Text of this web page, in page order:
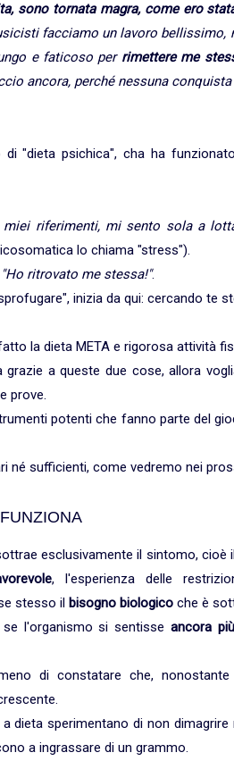
sono tornata magra, come ero
facciamo un lavoro bellissimo,
e faticoso per rimettere me
ancora, perché nessuna
di "dieta psichica", cha ha
riferimenti, mi sento sola a
lo chiama "stress").
"Ho ritrovato me stessa!".
inizia da qui: cercando te
la dieta META e rigorosa attività
a queste due cose, allora
prove.
potenti che fanno parte del
né sufficienti, come vedremo nei
FUNZIONA
esclusivamente il sintomo, cioè
, l'esperienza delle
stesso il bisogno biologicoche è
se l'organismo si sentisseancora
di constatare che,
dieta sperimentano di non
a ingrassare di un grammo.